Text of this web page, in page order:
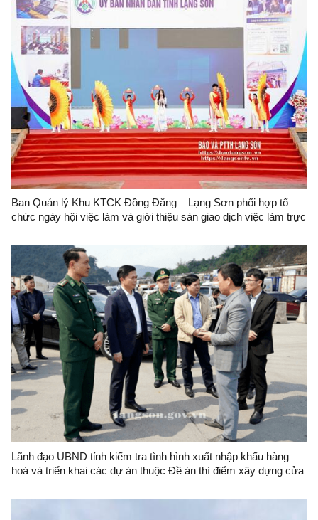
Ban Quản lý Khu KTCK Đồng Đăng – Lạng Sơn phối hợp tổ
chức ngày hội việc làm và giới thiệu sàn giao dịch việc làm trực
Lãnh đạo UBND tỉnh kiểm tra tình hình xuất nhập khẩu hàng
hoá và triển khai các dự án thuộc Đề án thí điểm xây dựng cửa